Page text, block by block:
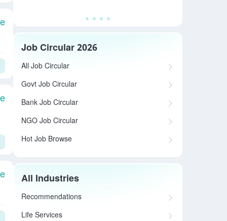
Job Circular 2026
All Job Circular
Govt Job Circular
Bank Job Circular
NGO Job Circular
Hot Job Browse
All Industries
Recommendations
Life Services